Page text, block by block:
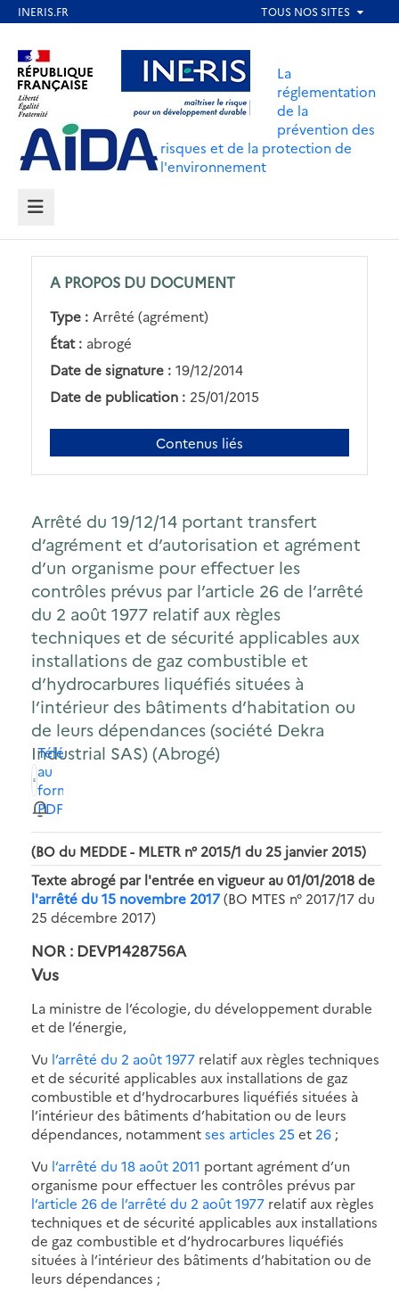
contenu
principal
Aller au contenu Aller au menu
Aller au pied de page
La
réglementation
de la
prévention des
risques et de la protection de
l'environnement
MENU
A PROPOS DU DOCUMENT
Type : Arrêté (agrément)
État : abrogé
Date de signature : 19/12/2014
Date de publication : 25/01/2015
Contenus liés
Arrêté du 19/12/14 portant transfert
d’agrément et d’autorisation et agrément
d’un organisme pour effectuer les
contrôles prévus par l’article 26 de l’arrêté
du 2 août 1977 relatif aux règles
techniques et de sécurité applicables aux
installations de gaz combustible et
d’hydrocarbures liquéfiés situées à
l’intérieur des bâtiments d’habitation ou
de leurs dépendances (société Dekra
Industrial SAS) (Abrogé)
Télécharger
au
format
PDF
(BO du MEDDE - MLETR n° 2015/1 du 25 janvier 2015)
Texte abrogé par l'entrée en vigueur au 01/01/2018 de
l'arrêté du 15 novembre 2017(BO MTES n° 2017/17 du
25 décembre 2017)
NOR : DEVP1428756A
Vus
La ministre de l’écologie, du développement durable
et de l’énergie,
Vu l’arrêté du 2 août 1977 relatif aux règles techniques
et de sécurité applicables aux installations de gaz
combustible et d’hydrocarbures liquéfiés situées à
l’intérieur des bâtiments d’habitation ou de leurs
dépendances, notammentses articles 25 et 26 ;
Vu l’arrêté du 18 août 2011 portant agrément d’un
organisme pour effectuer les contrôles prévus par
l’article 26 de l’arrêté du 2 août 1977 relatif aux règles
techniques et de sécurité applicables aux installations
de gaz combustible et d’hydrocarbures liquéfiés
situées à l’intérieur des bâtiments d’habitation ou de
leurs dépendances ;